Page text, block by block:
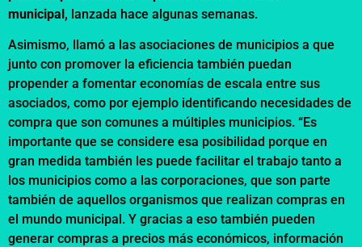
municipal, lanzada hace algunas semanas.
Asimismo, llamó a las asociaciones de municipios a que
junto con promover la eficiencia también puedan
propender a fomentar economías de escala entre sus
asociados, como por ejemplo identificando necesidades de
compra que son comunes a múltiples municipios. “Es
importante que se considere esa posibilidad porque en
gran medida también les puede facilitar el trabajo tanto a
los municipios como a las corporaciones, que son parte
también de aquellos organismos que realizan compras en
el mundo municipal. Y gracias a eso también pueden
generar compras a precios más económicos, información